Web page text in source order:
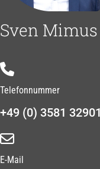
Sven Mimus
Telefonnummer
+49 (0) 3581
E-Mail